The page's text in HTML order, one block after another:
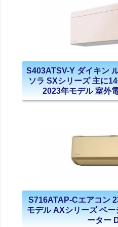
S403ATSV-Y ダイキン
ソラ SXシリーズ 主に
2023年モデル 室外
S716ATAP-Cエアコン
モデル AXシリーズ ベ
ーター